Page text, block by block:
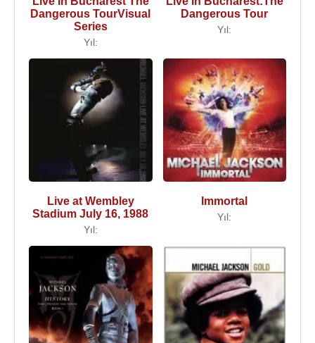
Dangerous TourVisual
Series
Yıl:
Dangerous Tour
Yıl:
Live at Wembley
Stadium July 16, 1988
Yıl:
Immortal
Yıl: